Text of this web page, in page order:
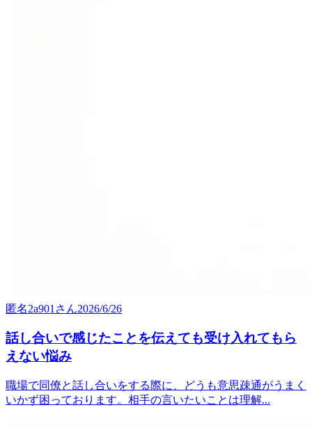
匿名2a901 さん2026/6/26
話し合いで感じたことを伝えても受け入れてもら
えない悩み
職場で同僚と話し合いをする際に、どうも意思疎通がうまく
いかず困っております。相手の言いたいことは理解...